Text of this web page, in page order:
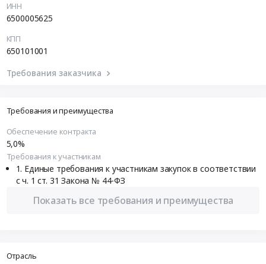
ИНН
6500005625
КПП
650101001
Требования заказчика
Требования и преимущества
Обеспечение контракта
5,0%
Требования к участникам
Единые требования к участникам закупок в соответствии
с ч. 1 ст. 31 Закона № 44-ФЗ
Показать все требования и преимущества
Отрасль